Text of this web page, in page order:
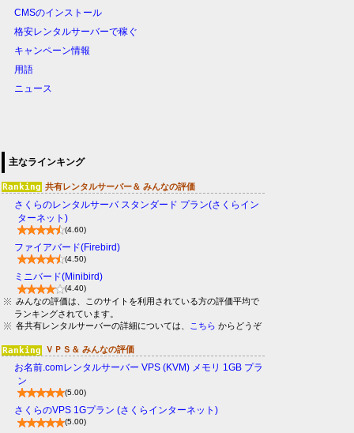
CMSのインストール
格安レンタルサーバーで稼ぐ
キャンペーン情報
用語
ニュース
主なラインキング
共有レンタルサーバー＆ みんなの評価
さくらのレンタルサーバ スタンダード プラン(さくらイン
ターネット)
(4.60)
ファイアバード(Firebird)
(4.50)
ミニバード(Minibird)
(4.40)
みんなの評価は、このサイトを利用されている方の評価平均で
ランキングされています。
各共有レンタルサーバーの詳細については、
こちら からどうぞ
ＶＰＳ＆ みんなの評価
お名前.comレンタルサーバー VPS (KVM) メモリ 1GB プラ
ン
(5.00)
さくらのVPS 1Gプラン (さくらインターネット)
(5.00)